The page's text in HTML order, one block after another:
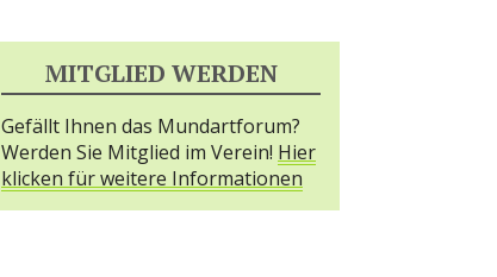
MITGLIED WERDEN
Gefällt Ihnen das Mundartforum?
Werden Sie Mitglied im Verein! Hier
klicken für weitere Informationen